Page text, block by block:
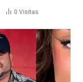
0 Visitas